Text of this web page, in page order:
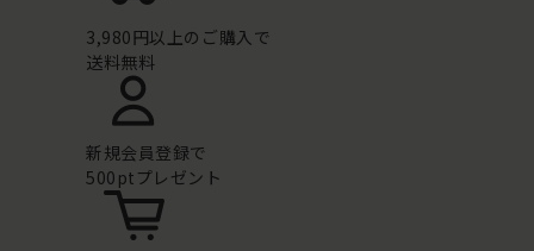
3,980円以上のご購入で
送料無料
新規会員登録で
500ptプレゼント